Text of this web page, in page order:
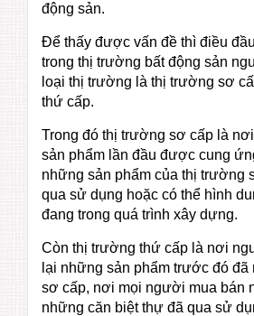
động sản.
Để thấy được vấn đề thì điều
trong thị trường bất động sản
loại thị trường là thị trường sơ
thứ cấp.
Trong đó thị trường sơ cấp là
sản phẩm lần đầu được cung
những sản phẩm của thị trường
qua sử dụng hoặc có thể hình
đang trong quá trình xây dựng.
Còn thị trường thứ cấp là nơi
lại những sản phẩm trước đó
sơ cấp, nơi mọi người mua bán
những căn biệt thự đã qua sử